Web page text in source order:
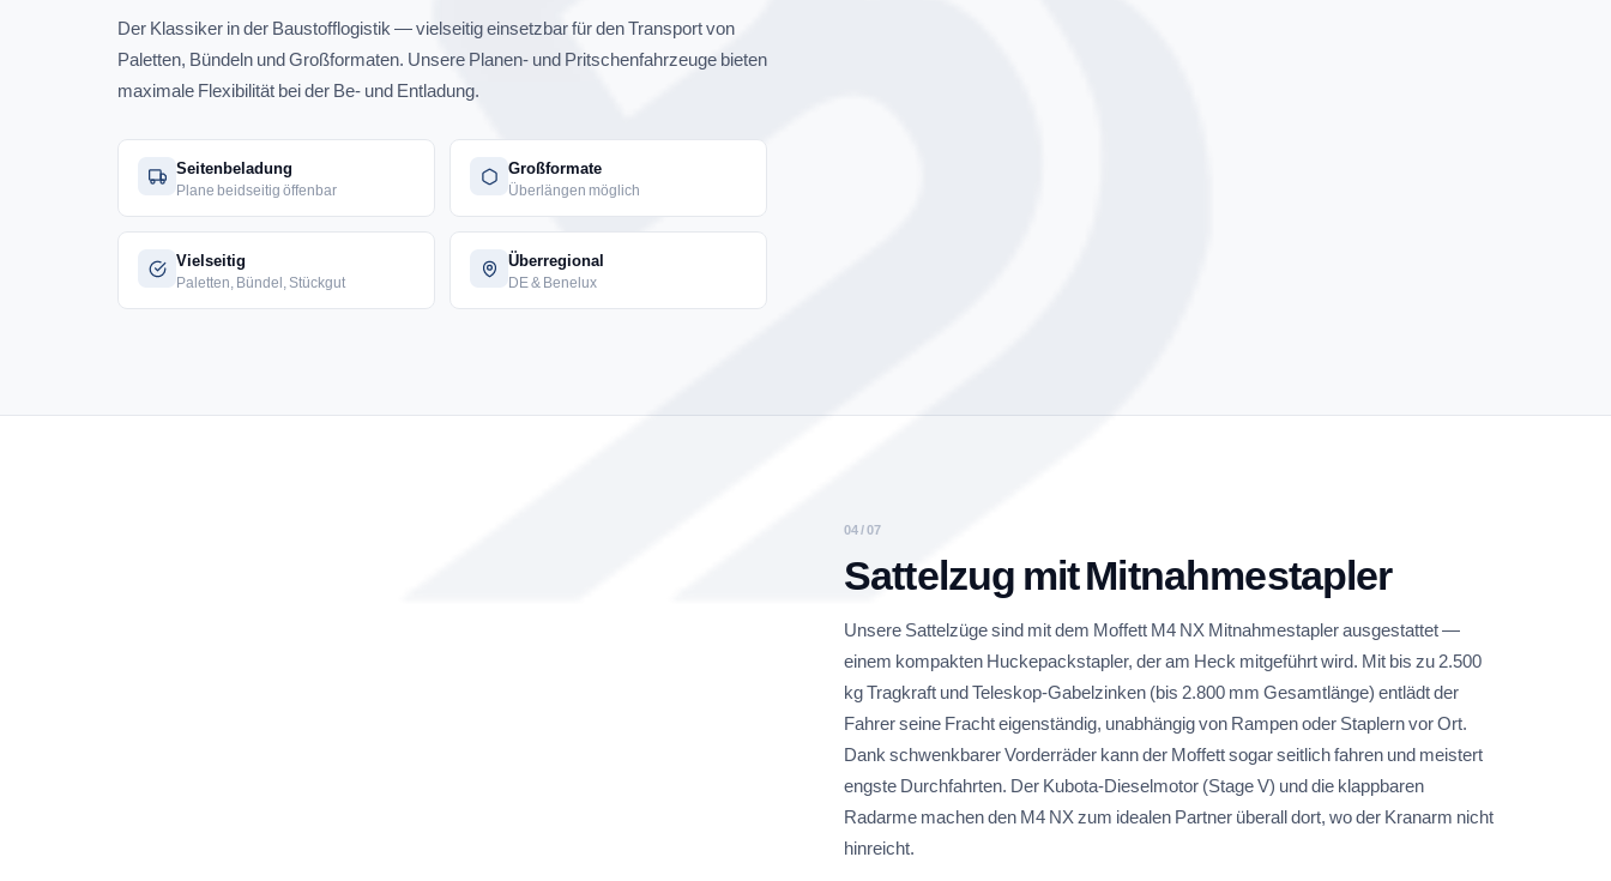
Der Klassiker in der Baustofflogistik — vielseitig einsetzbar für den Transport von
Paletten, Bündeln und Großformaten. Unsere Planen- und Pritschenfahrzeuge bieten
maximale Flexibilität bei der Be- und Entladung.
Seitenbeladung
Plane beidseitig öffenbar
Großformate
Überlängen möglich
Vielseitig
Paletten, Bündel, Stückgut
Überregional
DE & Benelux
04 / 07
Sattelzug mit Mitnahmestapler
Unsere Sattelzüge sind mit dem Moffett M4 NX Mitnahmestapler ausgestattet —
einem kompakten Huckepackstapler, der am Heck mitgeführt wird. Mit bis zu 2.500
kg Tragkraft und Teleskop-Gabelzinken (bis 2.800 mm Gesamtlänge) entlädt der
Fahrer seine Fracht eigenständig, unabhängig von Rampen oder Staplern vor Ort.
Dank schwenkbarer Vorderräder kann der Moffett sogar seitlich fahren und meistert
engste Durchfahrten. Der Kubota-Dieselmotor (Stage V) und die klappbaren
Radarme machen den M4 NX zum idealen Partner überall dort, wo der Kranarm nicht
hinreicht.